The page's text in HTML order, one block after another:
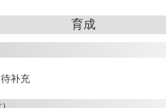
育成
待补充